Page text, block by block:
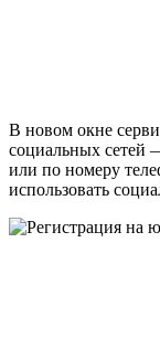
В новом окне
социальных
или по номеру
использовать